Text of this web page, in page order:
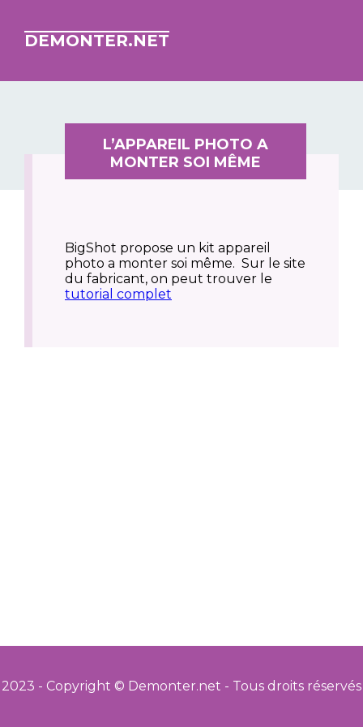
DEMONTER.NET
L’APPAREIL PHOTO A
MONTER SOI MÊME
BigShot propose un kit appareil
photo a monter soi même. Sur le site
du fabricant, on peut trouver le
tutorial complet
2023 - Copyright © Demonter.net - Tous droits réservés